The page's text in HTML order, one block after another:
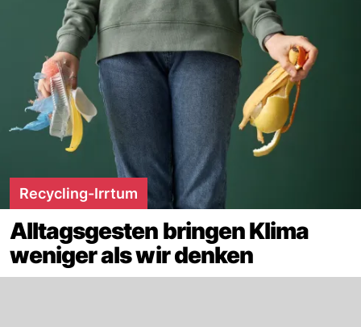
Recycling-Irrtum
Alltagsgesten bringen Klima
weniger als wir denken